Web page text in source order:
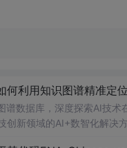
何利用知识图谱精准定
数据库，深度探索AI技
创新领域的AI+数智化解决